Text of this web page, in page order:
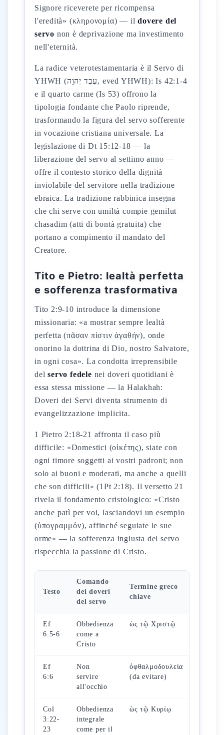
Signore riceverete per ricompensa
l'eredità» (κληρονομία) — ildovere del
servo non è deprivazione ma investimento
nell'eternità.
La radice veterotestamentaria è il Servo di
YHWH (עֶבֶד יְהוָה, eved YHWH): Is 42:1-4
e il quarto carme (Is 53) offrono la
tipologia fondante che Paolo riprende,
trasformando la figura del servo sofferente
in vocazione cristiana universale. La
legislazione di Dt 15:12-18 — la
liberazione del servo al settimo anno —
offre il contesto storico della dignità
inviolabile del servitore nella tradizione
ebraica. La tradizione rabbinica insegna
che chi serve con umiltà compie gemilut
chasadim (atti di bontà gratuita) che
portano a compimento il mandato del
Creatore.
Tito e Pietro: lealtà perfetta
e sofferenza trasformativa
Tito 2:9-10 introduce la dimensione
missionaria: «a mostrar sempre lealtà
perfetta (πᾶσαν πίστιν ἀγαθήν), onde
onorino la dottrina di Dio, nostro Salvatore,
in ogni cosa». La condotta irreprensibile
delservo fedele nei doveri quotidiani è
essa stessa missione — la Halakhah:
Doveri dei Servi diventa strumento di
evangelizzazione implicita.
1 Pietro 2:18-21 affronta il caso più
difficile: «Domestici (οἰκέτης), siate con
ogni timore soggetti ai vostri padroni; non
solo ai buoni e moderati, ma anche a quelli
che son difficili» (1Pt 2:18). Il versetto 21
rivela il fondamento cristologico: «Cristo
anche patì per voi, lasciandovi un esempio
(ὑπογραμμόν), affinché seguiate le sue
orme» — la sofferenza ingiusta del servo
rispecchia la passione di Cristo.
Testo
Comando
dei doveri
del servo
Termine greco
chiave
Ef
6:5-6
Obbedienza
come a
Cristo
ὡς τῷ Χριστῷ
Ef
6:6
Non
servire
all'occhio
ὀφθαλμοδουλεία
(da evitare)
Col
3:22-
23
Obbedienza
integrale
come per il
ὡς τῷ Κυρίῳ